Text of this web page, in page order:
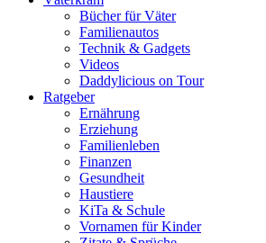
Bücher für Väter
Familienautos
Technik & Gadgets
Videos
Daddylicious on Tour
Ratgeber
Ernährung
Erziehung
Familienleben
Finanzen
Gesundheit
Haustiere
KiTa & Schule
Vornamen für Kinder